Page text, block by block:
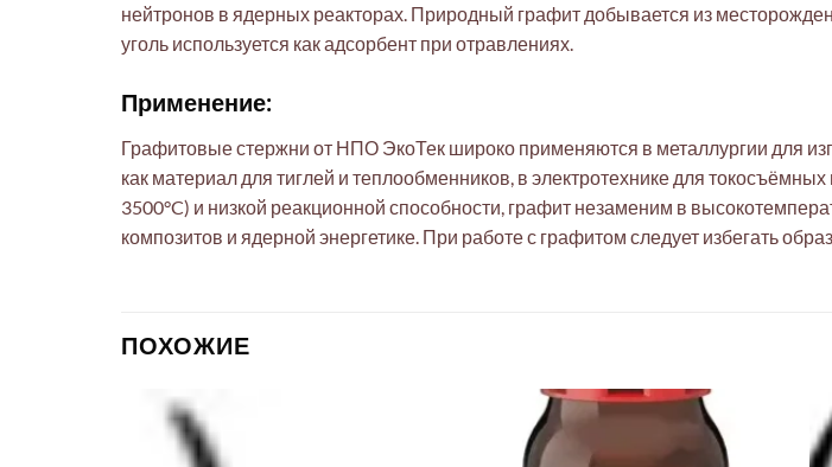
нейтронов в ядерных реакторах. Природный графит добывается из
уголь используется как адсорбент при отравлениях.
Применение:
Графитовые стержни от НПО ЭкоТек широко применяются в металлургии для
как материал для тиглей и теплообменников, в электротехнике для
3500°C) и низкой реакционной способности, графит незаменим в
композитов и ядерной энергетике. При работе с графитом следует избегать
ПОХОЖИЕ